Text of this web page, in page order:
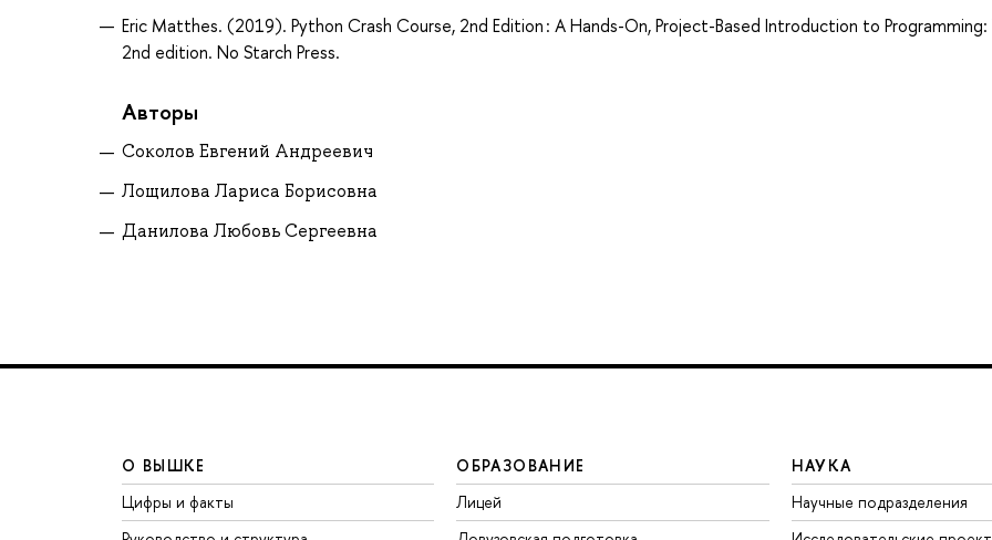
Eric Matthes. (2019). Python Crash Course, 2nd Edition : A Hands-On, Project-Based Introduction to Programming:
2nd edition. No Starch Press.
Авторы
Соколов Евгений Андреевич
Лощилова Лариса Борисовна
Данилова Любовь Сергеевна
О ВЫШКЕ
Цифры и факты
ОБРАЗОВАНИЕ
Лицей
НАУКА
Научные подразделения